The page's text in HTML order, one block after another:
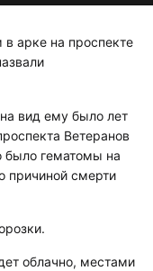
арке на проспекте
вид ему было лет
Ветеранов
было гематомы на
причиной смерти
облачно, местами